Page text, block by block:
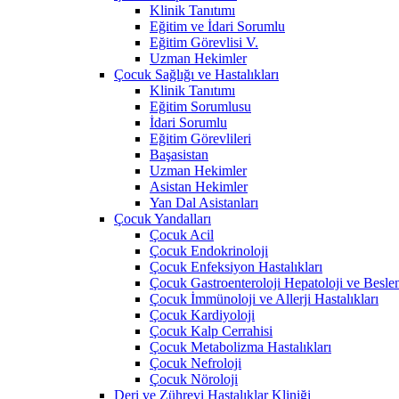
Klinik Tanıtımı
Eğitim ve İdari Sorumlu
Eğitim Görevlisi V.
Uzman Hekimler
Çocuk Sağlığı ve Hastalıkları
Klinik Tanıtımı
Eğitim Sorumlusu
İdari Sorumlu
Eğitim Görevlileri
Başasistan
Uzman Hekimler
Asistan Hekimler
Yan Dal Asistanları
Çocuk Yandalları
Çocuk Acil
Çocuk Endokrinoloji
Çocuk Enfeksiyon Hastalıkları
Çocuk Gastroenteroloji Hepatoloji ve
Çocuk İmmünoloji ve Allerji Hastalıkları
Çocuk Kardiyoloji
Çocuk Kalp Cerrahisi
Çocuk Metabolizma Hastalıkları
Çocuk Nefroloji
Çocuk Nöroloji
Deri ve Zührevi Hastalıklar Kliniği